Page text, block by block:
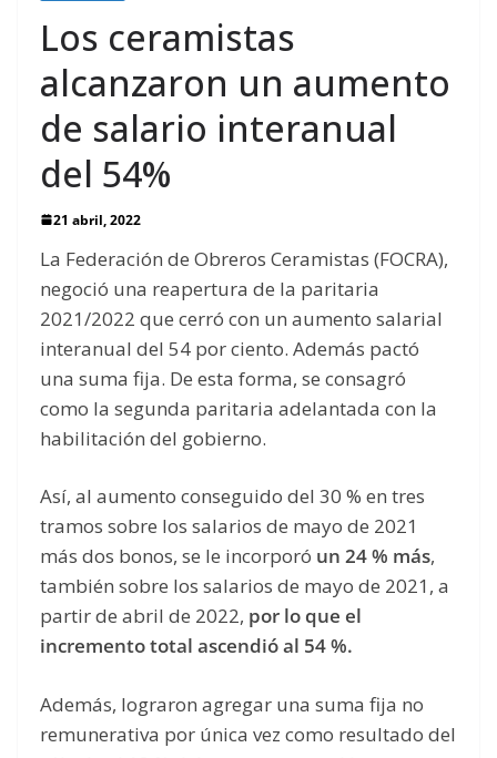
Los ceramistas
alcanzaron un aumento
de salario interanual
del 54%
21 abril, 2022
La Federación de Obreros Ceramistas (FOCRA),
negoció una reapertura de la paritaria
2021/2022 que cerró con un aumento salarial
interanual del 54 por ciento. Además pactó
una suma fija. De esta forma, se consagró
como la segunda paritaria adelantada con la
habilitación del gobierno.
Así, al aumento conseguido del 30 % en tres
tramos sobre los salarios de mayo de 2021
más dos bonos, se le incorporó un 24 % más,
también sobre los salarios de mayo de 2021, a
partir de abril de 2022, por lo que el
incremento total ascendió al 54 %.
Además, lograron agregar una suma fija no
remunerativa por única vez como resultado del